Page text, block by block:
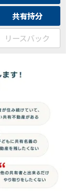
バック
す
共有持分
リースバック